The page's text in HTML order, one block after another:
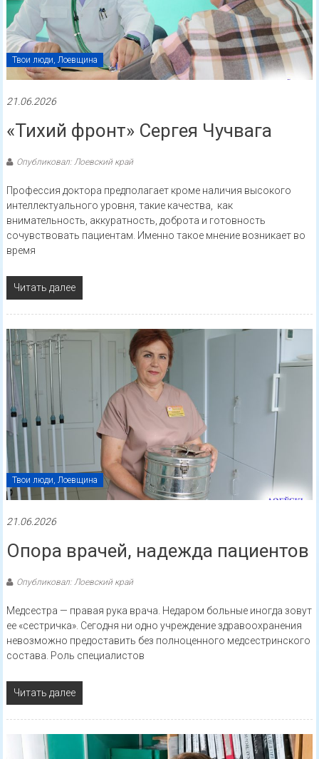
Твои люди, Лоевщина
21.06.2026
«Тихий фронт» Сергея Чучвага
Опубликовал: Лоевский край
Профессия доктора предполагает кроме наличия высокого
интеллектуального уровня, такие качества, как
внимательность, аккуратность, доброта и готовность
сочувствовать пациентам. Именно такое мнение возникает во
время
Читать далее
Твои люди, Лоевщина
21.06.2026
Опора врачей, надежда пациентов
Опубликовал: Лоевский край
Медсестра — правая рука врача. Недаром больные иногда зовут
ее «сестричка». Сегодня ни одно учреждение здравоохранения
невозможно предоставить без полноценного медсестринского
состава. Роль специалистов
Читать далее